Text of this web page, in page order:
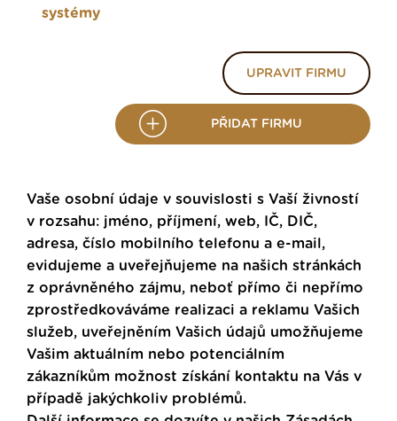
systémy
UPRAVIT FIRMU
PŘIDAT FIRMU
Vaše osobní údaje v souvislosti s Vaší živností
v rozsahu: jméno, příjmení, web, IČ, DIČ,
adresa, číslo mobilního telefonu a e-mail,
evidujeme a uveřejňujeme na našich stránkách
z oprávněného zájmu, neboť přímo či nepřímo
zprostředkováváme realizaci a reklamu Vašich
služeb, uveřejněním Vašich údajů umožňujeme
Vašim aktuálním nebo potenciálním
zákazníkům možnost získání kontaktu na Vás v
případě jakýchkoliv problémů.